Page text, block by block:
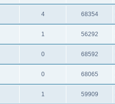
4 68354
1 56292
0 68592
0 68065
1 59909